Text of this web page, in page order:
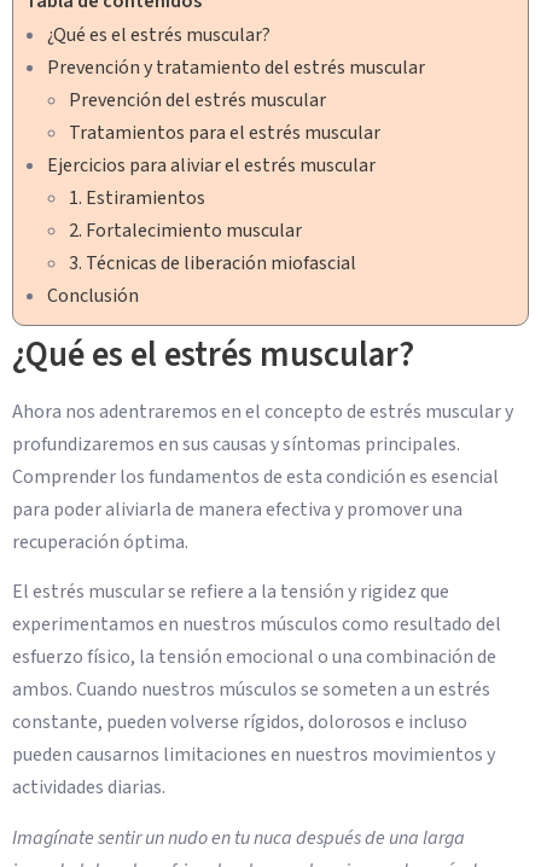
¿Qué es el estrés muscular?
Prevención y tratamiento del estrés muscular
Prevención del estrés muscular
Tratamientos para el estrés muscular
Ejercicios para aliviar el estrés muscular
1. Estiramientos
2. Fortalecimiento muscular
3. Técnicas de liberación miofascial
Conclusión
¿Qué es el estrés muscular?
Ahora nos adentraremos en el concepto de estrés muscular y
profundizaremos en sus causas y síntomas principales.
Comprender los fundamentos de esta condición es esencial
para poder aliviarla de manera efectiva y promover una
recuperación óptima.
El estrés muscular se refiere a la tensión y rigidez que
experimentamos en nuestros músculos como resultado del
esfuerzo físico, la tensión emocional o una combinación de
ambos. Cuando nuestros músculos se someten a un estrés
constante, pueden volverse rígidos, dolorosos e incluso
pueden causarnos limitaciones en nuestros movimientos y
actividades diarias.
Imagínate sentir un nudo en tu nuca después de una larga